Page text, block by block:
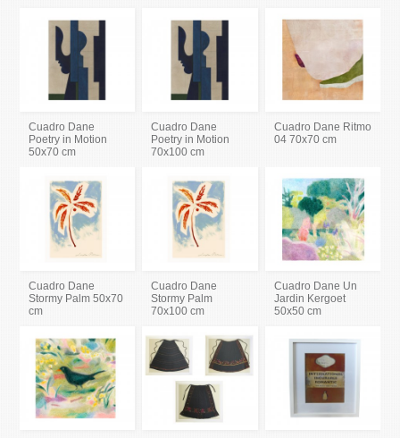
Cuadro Dane
Poetry in Motion
50x70 cm
Cuadro Dane
Poetry in Motion
70x100 cm
Cuadro Dane Ritmo
04 70x70 cm
Cuadro Dane
Stormy Palm 50x70
cm
Cuadro Dane
Stormy Palm
70x100 cm
Cuadro Dane Un
Jardin Kergoet
50x50 cm